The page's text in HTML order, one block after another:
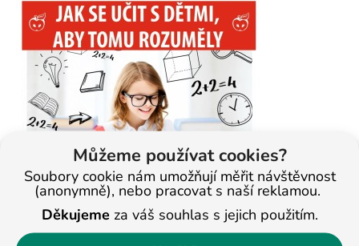
Můžeme používat cookies?
Soubory cookie nám umožňují měřit návštěvnost
(anonymně), nebo pracovat s naší reklamou.
Děkujeme za váš souhlas s jejich použitím.